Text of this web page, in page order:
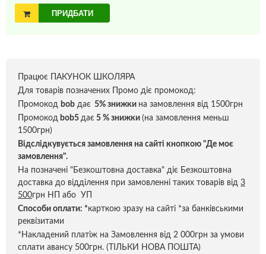
ПРИДБАТИ
Працює ПАКУНОК ШКОЛЯРА
Для товарів позначених Промо діє промокод:
Промокод bob дає 5% знижки на замовлення від 1500грн
Промокод bob5 дає 5 % знижки (на замовлення меньш
1500грн)
Відслідкувується замовлення на сайті кнопкою "Де моє
замовлення".
На позначені "Безкоштовна доставка" діє Безкоштовна
доставка до відділення при замовленні таких товарів від 3
500грн НП або УП
Способи оплати: *карткою зразу на сайті *за банківськими
реквізитами
*Накладений платіж на Замовлення від 2 000грн за умови
сплати авансу 500грн. (ТІЛЬКИ НОВА ПОШТА)